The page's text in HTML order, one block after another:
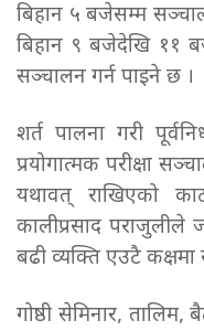
बिहान ५ बजेसम्म
बिहान ९ बजेदेखि ११
सञ्चालन गर्न पाइने छ ।
शर्त पालना गरी
प्रयोगात्मक परीक्षा
यथावत् राखिएको
कालीप्रसाद पराजुलीले
बढी व्यक्ति एउटै
गोष्ठी सेमिनार, तालिम,